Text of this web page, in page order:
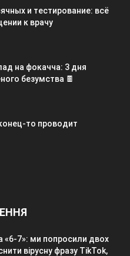
и тестирование: всё
к врачу
на фокачча: 3 дня
безумства 🍫
то проводит
«6-7»: ми попросили двох
вірусну фразу TikTok,